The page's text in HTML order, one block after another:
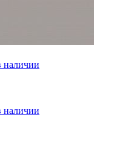
наличии
наличии